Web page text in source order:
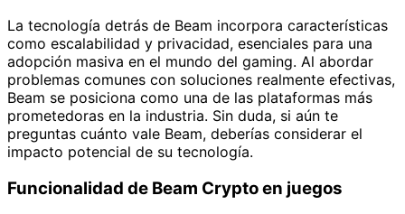
La tecnología detrás de Beam incorpora características
como escalabilidad y privacidad, esenciales para una
adopción masiva en el mundo del gaming. Al abordar
problemas comunes con soluciones realmente efectivas,
Beam se posiciona como una de las plataformas más
prometedoras en la industria. Sin duda, si aún te
preguntas cuánto vale Beam, deberías considerar el
impacto potencial de su tecnología.
Funcionalidad de Beam Crypto en juegos